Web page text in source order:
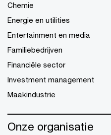
Chemie
Energie en utilities
Entertainment en media
Familiebedrijven
Financiële sector
Investment management
Maakindustrie
Onze organisatie